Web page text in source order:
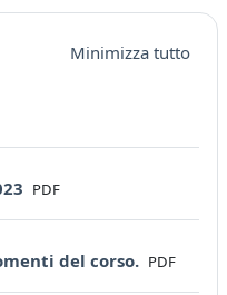
Minimizza tutto
File
PDF
del corso. File
PDF